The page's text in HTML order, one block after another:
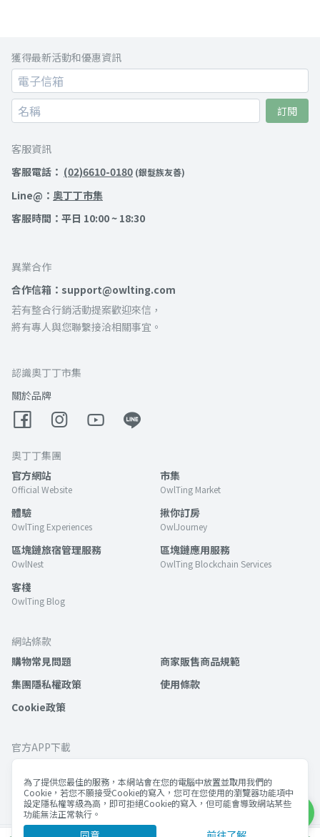
獲得最新活動和優惠資訊
訂閱
客服資訊
客服電話： (02)6610-0180 (銀髮族友善)
Line@： 奧丁丁市集
客服時間：平日 10:00 ~ 18:30
異業合作
合作信箱：support@owlting.com
若有整合行銷活動提案歡迎來信，
將有專人與您聯繫接洽相關事宜。
認識奧丁丁市集
關於品牌
奧丁丁集團
官方網站
Official Website
市集
OwlTing Market
體驗
OwlTing Experiences
揪你訂房
OwlJourney
區塊鏈旅宿管理服務
OwlNest
區塊鏈應用服務
OwlTing Blockchain Services
客棧
OwlTing Blog
網站條款
購物常見問題
商家販售商品規範
集團隱私權政策
使用條款
Cookie政策
官方APP下載
為了提供您最佳的服務，本網站會在您的電腦中放置並取用我們的
Cookie，若您不願接受Cookie的寫入，您可在您使用的瀏覽器功能項中
設定隱私權等級為高，即可拒絕Cookie的寫入，但可能會導致網站某些
功能無法正常執行。